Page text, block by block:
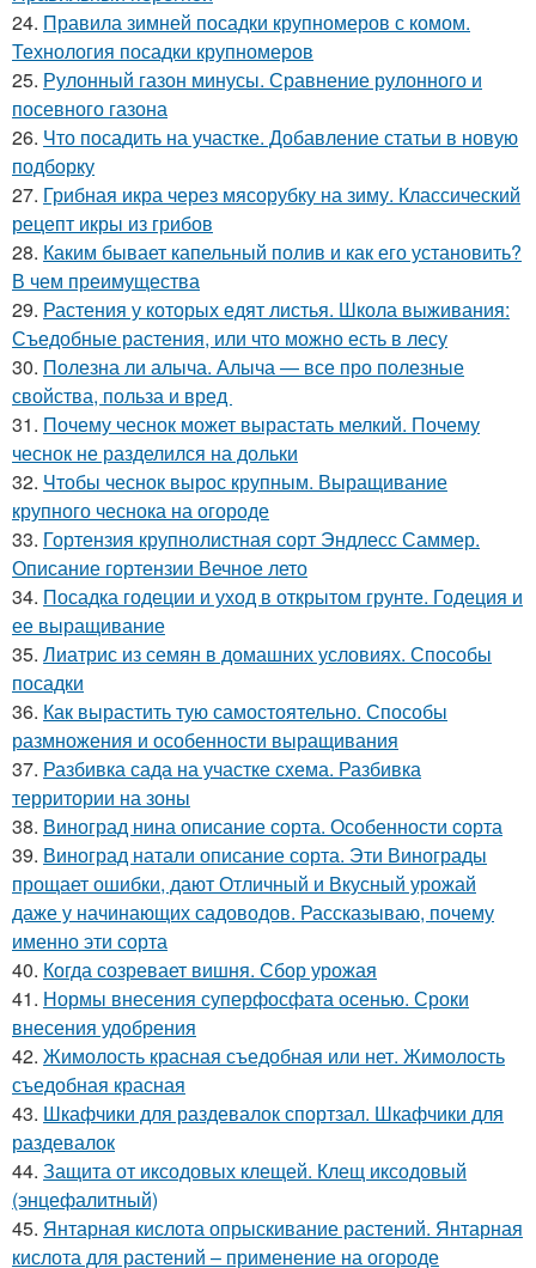
24. Правила зимней посадки крупномеров с комом.
Технология посадки крупномеров
25. Рулонный газон минусы. Сравнение рулонного и
посевного газона
26. Что посадить на участке. Добавление статьи в новую
подборку
27. Грибная икра через мясорубку на зиму. Классический
рецепт икры из грибов
28. Каким бывает капельный полив и как его установить?
В чем преимущества
29. Растения у которых едят листья. Школа выживания:
Съедобные растения, или что можно есть в лесу
30. Полезна ли алыча. Алыча — все про полезные
свойства, польза и вред
31. Почему чеснок может вырастать мелкий. Почему
чеснок не разделился на дольки
32. Чтобы чеснок вырос крупным. Выращивание
крупного чеснока на огороде
33. Гортензия крупнолистная сорт Эндлесс Саммер.
Описание гортензии Вечное лето
34. Посадка годеции и уход в открытом грунте. Годеция и
ее выращивание
35. Лиатрис из семян в домашних условиях. Способы
посадки
36. Как вырастить тую самостоятельно. Способы
размножения и особенности выращивания
37. Разбивка сада на участке схема. Разбивка
территории на зоны
38. Виноград нина описание сорта. Особенности сорта
39. Виноград натали описание сорта. Эти Винограды
прощает ошибки, дают Отличный и Вкусный урожай
даже у начинающих садоводов. Рассказываю, почему
именно эти сорта
40. Когда созревает вишня. Сбор урожая
41. Нормы внесения суперфосфата осенью. Сроки
внесения удобрения
42. Жимолость красная съедобная или нет. Жимолость
съедобная красная
43. Шкафчики для раздевалок спортзал. Шкафчики для
раздевалок
44. Защита от иксодовых клещей. Клещ иксодовый
(энцефалитный)
45. Янтарная кислота опрыскивание растений. Янтарная
кислота для растений – применение на огороде